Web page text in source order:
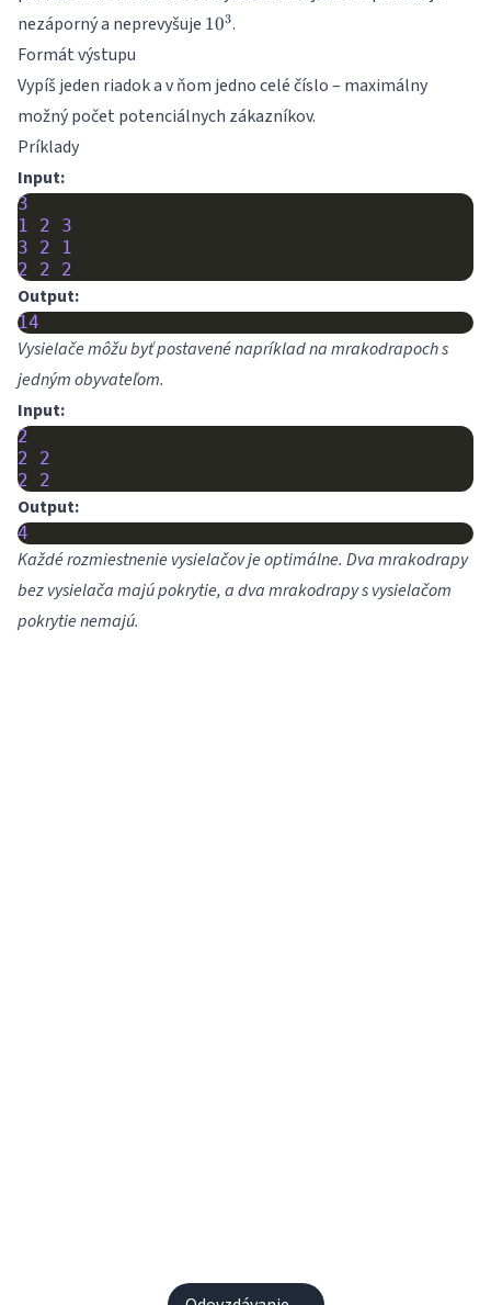
nezáporný a neprevyšuje 10^3
103.
Formát výstupu
Vypíš jeden riadok a v ňom jedno celé číslo – maximálny
možný počet potenciálnych zákazníkov.
Príklady
Input:
3
1
2
3
3
2
1
2
2 2
Output:
14
Vysielače môžu byť postavené napríklad na mrakodrapoch s
jedným obyvateľom.
Input:
2
2
2
2
2
Output:
4
Každé rozmiestnenie vysielačov je optimálne. Dva mrakodrapy
bez vysielača majú pokrytie, a dva mrakodrapy s vysielačom
pokrytie nemajú.